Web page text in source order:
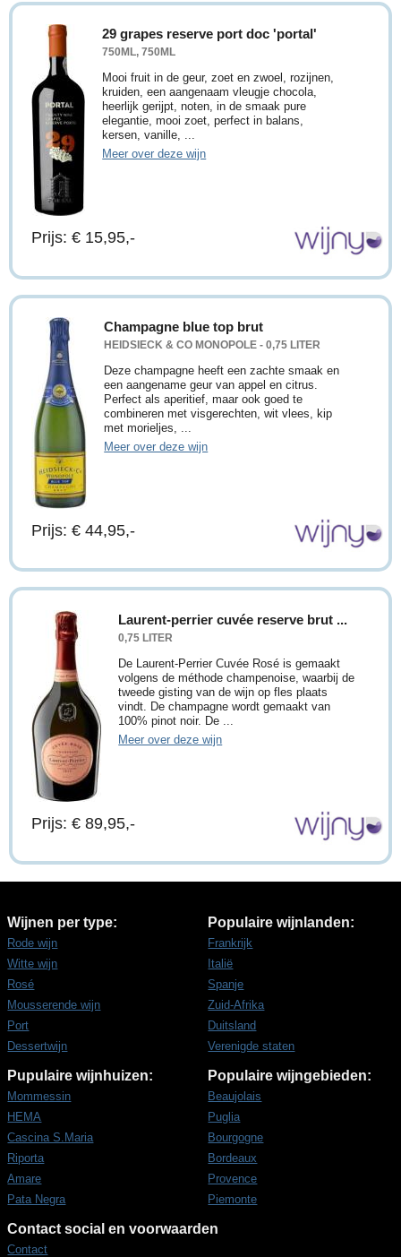
29 grapes reserve port doc 'portal'
750ML, 750ML
Mooi fruit in de geur, zoet en zwoel, rozijnen,
kruiden, een aangenaam vleugje chocola,
heerlijk gerijpt, noten, in de smaak pure
elegantie, mooi zoet, perfect in balans,
kersen, vanille, ...
Meer over deze wijn
Prijs: € 15,95,-
Champagne blue top brut
HEIDSIECK & CO MONOPOLE - 0,75 LITER
Deze champagne heeft een zachte smaak en
een aangename geur van appel en citrus.
Perfect als aperitief, maar ook goed te
combineren met visgerechten, wit vlees, kip
met morieljes, ...
Meer over deze wijn
Prijs: € 44,95,-
Laurent-perrier cuvée reserve brut ...
0,75 LITER
De Laurent-Perrier Cuvée Rosé is gemaakt
volgens de méthode champenoise, waarbij de
tweede gisting van de wijn op fles plaats
vindt. De champagne wordt gemaakt van
100% pinot noir. De ...
Meer over deze wijn
Prijs: € 89,95,-
Wijnen per type:
Rode wijn
Witte wijn
Rosé
Mousserende wijn
Port
Dessertwijn
Populaire wijnlanden:
Frankrijk
Italië
Spanje
Zuid-Afrika
Duitsland
Verenigde staten
Pupulaire wijnhuizen:
Mommessin
HEMA
Cascina S.Maria
Riporta
Amare
Pata Negra
Populaire wijngebieden:
Beaujolais
Puglia
Bourgogne
Bordeaux
Provence
Piemonte
Contact social en voorwaarden
Contact